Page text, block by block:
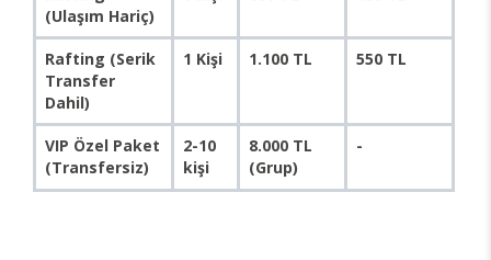
(Ulaşım Hariç)
Rafting (Serik
Transfer
Dahil)
1 Kişi 1.100 TL 550 TL
VIP Özel Paket
(Transfersiz)
2-10
kişi
8.000 TL
(Grup)
-